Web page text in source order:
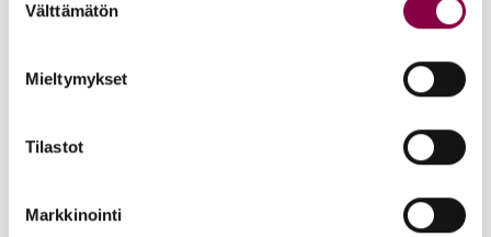
valinta
Välttämätön
Mieltymykset
Tilastot
Markkinointi